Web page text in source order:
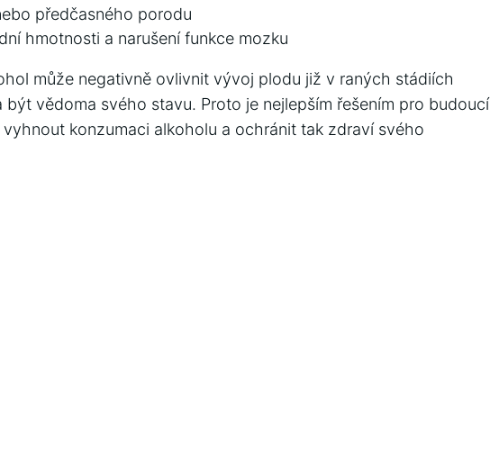
předčasného porodu
hmotnosti⁣ a narušení funkce mozku
může negativně⁤ ovlivnit vývoj plodu již v ⁤raných stádiích
vědoma svého stavu. Proto je ⁢nejlepším řešením pro​ budoucí
konzumaci alkoholu⁤ a ochránit tak zdraví svého